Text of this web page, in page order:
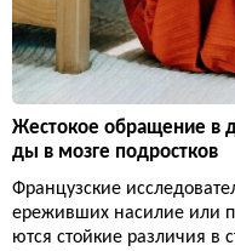
Жестокое обращение в
ды в мозге подростков
Французские
ереживших насилие или
ются стойкие различия в